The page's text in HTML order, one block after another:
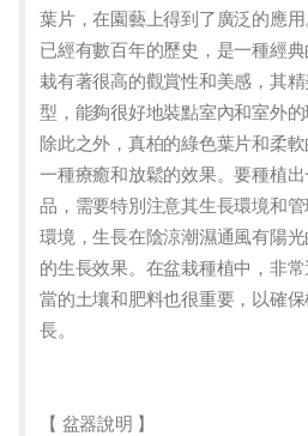
葉片，在園藝上得到了廣泛的應
已經有數百年的歷史，是一種經
栽有著很高的觀賞性和美感，其
型，能夠很好地裝點室內和室外的
除此之外，真柏的綠色葉片和柔
一種療癒和放鬆的效果。要種植
品，需要特別注意其生長環境和
環境，生長在陰涼潮濕通風有陽
的生長效果。在盆栽種植中，非
當的土壤和肥料也很重要，以確
長。
【 盆器說明 】